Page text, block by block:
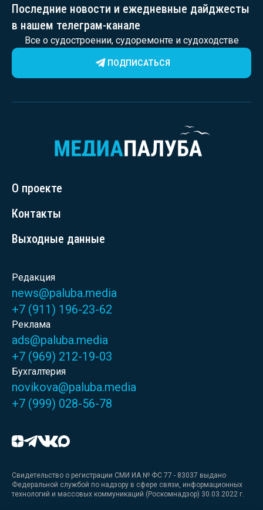
Последние новости и ежедневные дайджесты
в нашем телеграм-канале
Все о судостроении, судоремонте и судоходстве
ПОДПИСАТЬСЯ
О проекте
Контакты
Выходные данные
Редакция
news@paluba.media
+7 (911) 196-23-62
Реклама
ads@paluba.media
+7 (969) 212-19-03
Бухгалтерия
novikova@paluba.media
+7 (999) 028-56-78
Свидетельство о регистрации СМИ ИА № ФС 77 - 83037 выдано
Федеральной службой по надзору в сфере связи, информационных
технологий и массовых коммуникаций (Роскомнадзор) 30.03.2022 г.